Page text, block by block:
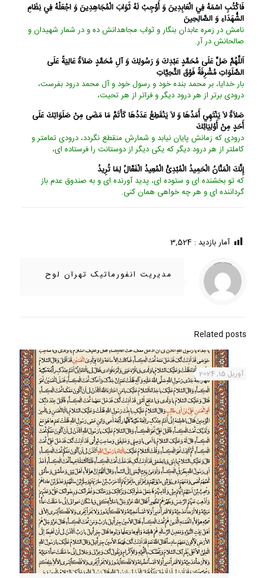
فَاكْتُبِ اسْمَهُ فِي الْعَابِدِينَ وَ أَوْجِبْ لَهُ ثَوَابَ الْمُجَاهِدِينَ وَ اجْعَلْهُ فِي نِظَامِ
الشُّهَدَاءِ وَ الصَّالِحِينَ‏
نامش در زمره عابدان بنگار و ثواب مجاهدانش ده و در شمار شهيدان و
صالحانش در آر.
اَللَّهُمَّ صَلِّ عَلَى مُحَمَّدٍ عَبْدِكَ وَ رَسُولِكَ وَ آلِ مُحَمَّدٍ صَلاَةً عَالِيَةً عَلَى
الصَّلَوَاتِ مُشْرِفَةً فَوْقَ التَّحِيَّاتِ‏
بار خدايا، بر محمد بنده خود و رسول خود و آل محمد درود بفرست،
درودى برتر از هر درود ديگر و فراتر از هر تحيت،
صَلاَةً لاَ يَنْتَهِي أَمَدُهَا وَ لاَ يَنْقَطِعُ عَدَدُهَا كَأَتَمِّ مَا مَضَى مِنْ صَلَوَاتِكَ عَلَى
أَحَدٍ مِنْ أَوْلِيَائِكَ‏
درودى كه زمانش پايان نيابد و شمارش منقطع نگردد، درودى تمام‏تر و
كامل‏تر از هر درود ديگر كه يكى ديگر از دوستانت را فرستاده ‏اى،
إِنَّكَ الْمَنَّانُ الْحَمِيدُ الْمُبْدِئُ الْمُعِيدُ الْفَعَّالُ لِمَا تُرِيدُ
كه تو بخشنده‏ اى و ستوده ‏اى، پديد آورنده ‏اى و به صندوق عدم باز
گرداننده‏ اى و هر چه خواهى همان كنى.
آمار بازدید : 3,524
Warning
/home/ifapasar/tehranloh1.ir/wp-content/themes/betheme-2196/includes/content-single.php
on line
286
مدیریت انفورماتیک تهران لوح
Related posts
آوریل 15, 2024